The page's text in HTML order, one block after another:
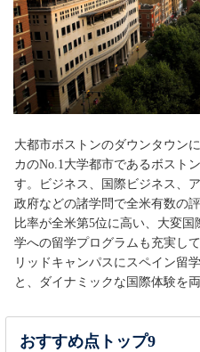
大都市ボストンのダウンタウン
カのNo.1大学都市であるボスト
す。ビジネス、国際ビジネス、
政府などの諸学問で全米有数の
比率が全米第5位に高い、大変
学への留学プログラムも充実し
リッドキャンパスにスペイン留
と、ダイナミックな国際体験を
おすすめ点トップ9